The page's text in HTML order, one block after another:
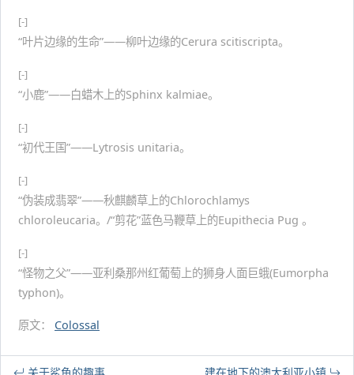
[-]
“叶片边缘的生命”——柳叶边缘的Cerura scitiscripta。
[-]
“小鹿”——白蜡木上的Sphinx kalmiae。
[-]
“初代王国”——Lytrosis unitaria。
[-]
“伪装成翡翠”——秋麒麟草上的Chlorochlamys
chloroleucaria。/“剪花”蓝色马鞭草上的Eupithecia Pug 。
[-]
“怪物之父”——亚利桑那州红葡萄上的狮身人面巨蛾(Eumorpha
typhon)。
原文： Colossal